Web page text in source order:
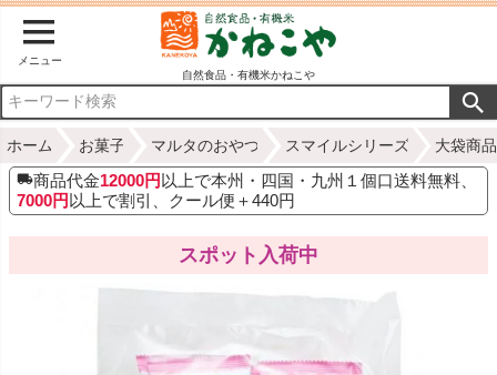
メニュー
自然食品・有機米かねこや
ホーム お菓子 マルタのおやつ スマイルシリーズ 大袋商品
商品代金12000円 以上で本州・四国・九州１個口送料無料、
7000円 以上で割引、クール便＋440円
スポット入荷中